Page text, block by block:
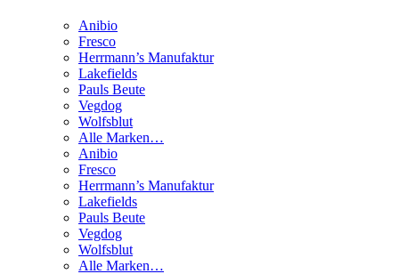
Anibio
Fresco
Herrmann’s Manufaktur
Lakefields
Pauls Beute
Vegdog
Wolfsblut
Alle Marken…
Anibio
Fresco
Herrmann’s Manufaktur
Lakefields
Pauls Beute
Vegdog
Wolfsblut
Alle Marken…